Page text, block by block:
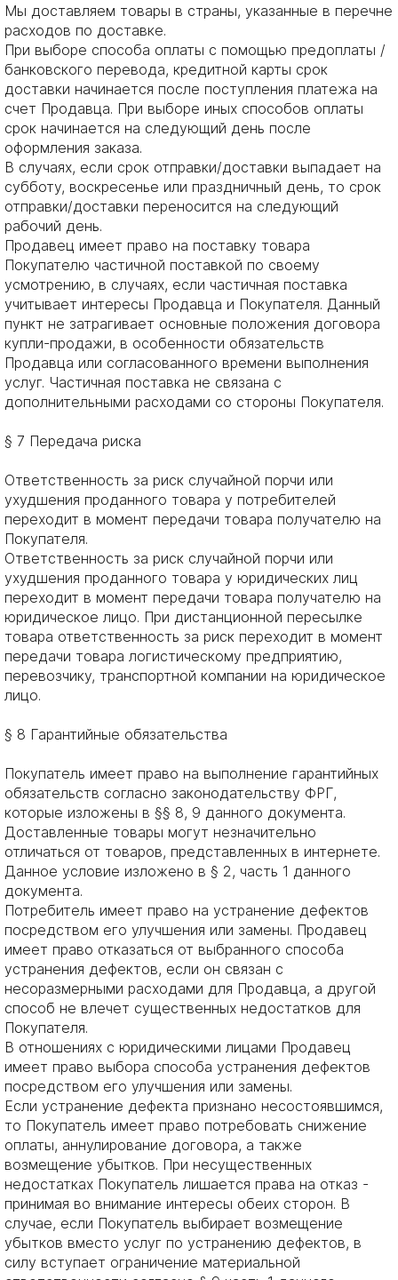
Мы доставляем товары в страны, указанные в перечне
расходов по доставке.
При выборе способа оплаты с помощью предоплаты /
банковского перевода, кредитной карты срок
доставки начинается после поступления платежа на
счет Продавца. При выборе иных способов оплаты
срок начинается на следующий день после
оформления заказа.
В случаях, если срок отправки/доставки выпадает на
субботу, воскресенье или праздничный день, то срок
отправки/доставки переносится на следующий
рабочий день.
Продавец имеет право на поставку товара
Покупателю частичной поставкой по своему
усмотрению, в случаях, если частичная поставка
учитывает интересы Продавца и Покупателя. Данный
пункт не затрагивает основные положения договора
купли-продажи, в особенности обязательств
Продавца или согласованного времени выполнения
услуг. Частичная поставка не связана с
дополнительными расходами со стороны Покупателя.
§ 7 Передача риска
Ответственность за риск случайной порчи или
ухудшения проданного товара у потребителей
переходит в момент передачи товара получателю на
Покупателя.
Ответственность за риск случайной порчи или
ухудшения проданного товара у юридических лиц
переходит в момент передачи товара получателю на
юридическое лицо. При дистанционной пересылке
товара ответственность за риск переходит в момент
передачи товара логистическому предприятию,
перевозчику, транспортной компании на юридическое
лицо.
§ 8 Гарантийные обязательства
Покупатель имеет право на выполнение гарантийных
обязательств согласно законодательству ФРГ,
которые изложены в §§ 8, 9 данного документа.
Доставленные товары могут незначительно
отличаться от товаров, представленных в интернете.
Данное условие изложено в § 2, часть 1 данного
документа.
Потребитель имеет право на устранение дефектов
посредством его улучшения или замены. Продавец
имеет право отказаться от выбранного способа
устранения дефектов, если он связан с
несоразмерными расходами для Продавца, а другой
способ не влечет существенных недостатков для
Покупателя.
В отношениях с юридическими лицами Продавец
имеет право выбора способа устранения дефектов
посредством его улучшения или замены.
Если устранение дефекта признано несостоявшимся,
то Покупатель имеет право потребовать снижение
оплаты, аннулирование договора, а также
возмещение убытков. При несущественных
недостатках Покупатель лишается права на отказ -
принимая во внимание интересы обеих сторон. В
случае, если Покупатель выбирает возмещение
убытков вместо услуг по устранению дефектов, в
силу вступает ограничение материальной